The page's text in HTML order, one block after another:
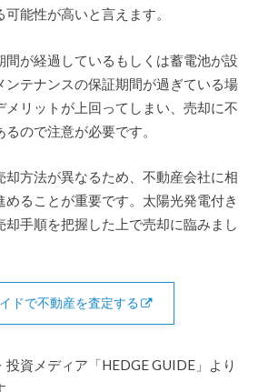
能性が高いと言えます。
間が経過しているもしくは蓄電池が設
ンテナンスの保証期間が過ぎている場
メリットが上回ってしまい、売却に不
ので注意が必要です。
却方法が異なるため、不動産会社に相
めることが重要です。太陽光発電付き
却手順を把握した上で売却に臨みまし
ドで不動産を査定する
資メディア「HEDGE GUIDE」より